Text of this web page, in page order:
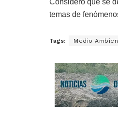
Consideró que se
temas de
Tags: Medio